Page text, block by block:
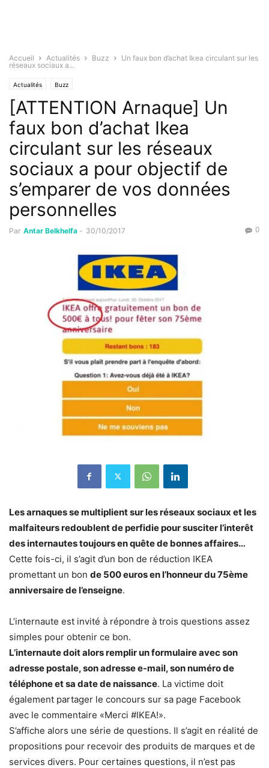
Accueil Actualités Buzz
Un faux bon d’achat Ikea circulant sur les
réseaux sociaux a...
Actualités Buzz
[ATTENTION Arnaque] Un
faux bon d’achat Ikea
circulant sur les réseaux
sociaux a pour objectif de
s’emparer de vos données
personnelles
Par Antar Belkhelfa - 30/10/2017 0
Les arnaques se multiplient sur les réseaux sociaux et les
malfaiteurs redoublent de perfidie pour susciter l’interêt
des internautes toujours en quête de bonnes affaires…
Cette fois-ci, il s’agit d’un bon de réduction IKEA
promettant un bon de 500 euros en l’honneur du 75ème
anniversaire de l’enseigne.
L’internaute est invité à répondre à trois questions assez
simples pour obtenir ce bon.
L’internaute doit alors remplir un formulaire avec son
adresse postale, son adresse e-mail, son numéro de
téléphone et sa date de naissance. La victime doit
également partager le concours sur sa page Facebook
avec le commentaire «Merci #IKEA!».
S’affiche alors une série de questions. Il s’agit en réalité de
propositions pour recevoir des produits de marques et de
services divers. Pour certaines questions, il n’est pas